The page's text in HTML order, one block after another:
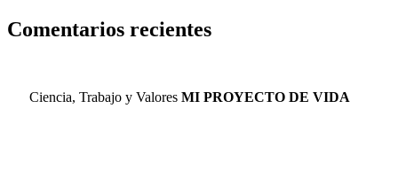
Comentarios recientes
Ciencia, Trabajo y Valores MI PROYECTO DE VIDA